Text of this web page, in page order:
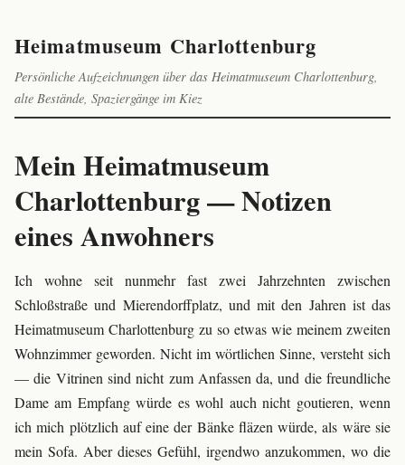
Heimatmuseum Charlottenburg
Persönliche Aufzeichnungen über das Heimatmuseum Charlottenburg,
alte Bestände, Spaziergänge im Kiez
Mein Heimatmuseum
Charlottenburg — Notizen
eines Anwohners
Ich wohne seit nunmehr fast zwei Jahrzehnten zwischen
Schloßstraße und Mierendorffplatz, und mit den Jahren ist das
Heimatmuseum Charlottenburg zu so etwas wie meinem zweiten
Wohnzimmer geworden. Nicht im wörtlichen Sinne, versteht sich
— die Vitrinen sind nicht zum Anfassen da, und die freundliche
Dame am Empfang würde es wohl auch nicht goutieren, wenn
ich mich plötzlich auf eine der Bänke fläzen würde, als wäre sie
mein Sofa. Aber dieses Gefühl, irgendwo anzukommen, wo die